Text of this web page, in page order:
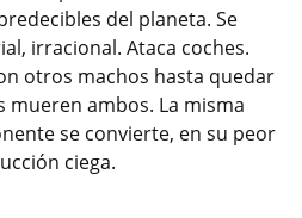
del planeta. Se
irracional. Ataca coches.
otros machos hasta quedar
mueren ambos. La misma
se convierte, en su peor
ciega.